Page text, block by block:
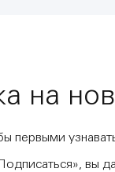
на
первыми
вы